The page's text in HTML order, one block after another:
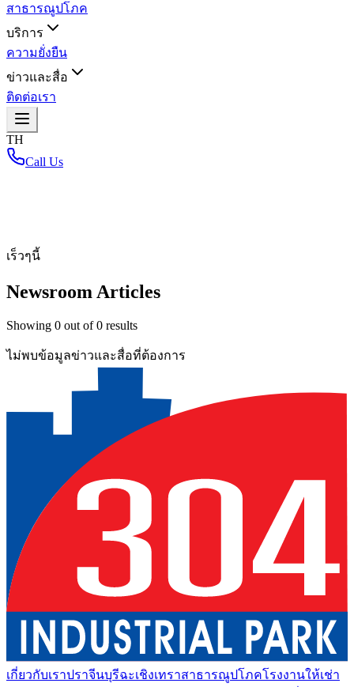
สาธารณูปโภค
บริการ
ความยั่งยืน
ข่าวและสื่อ
ติดต่อเรา
TH
Call Us
เร็วๆนี้
Newsroom Articles
Showing 0 out of0 results
ไม่พบข้อมูลข่าวและสื่อที่ต้องการ
เกี่ยวกับเราปราจีนบุรีฉะเชิงเทราสาธารณูปโภคโรงงานให้เช่า